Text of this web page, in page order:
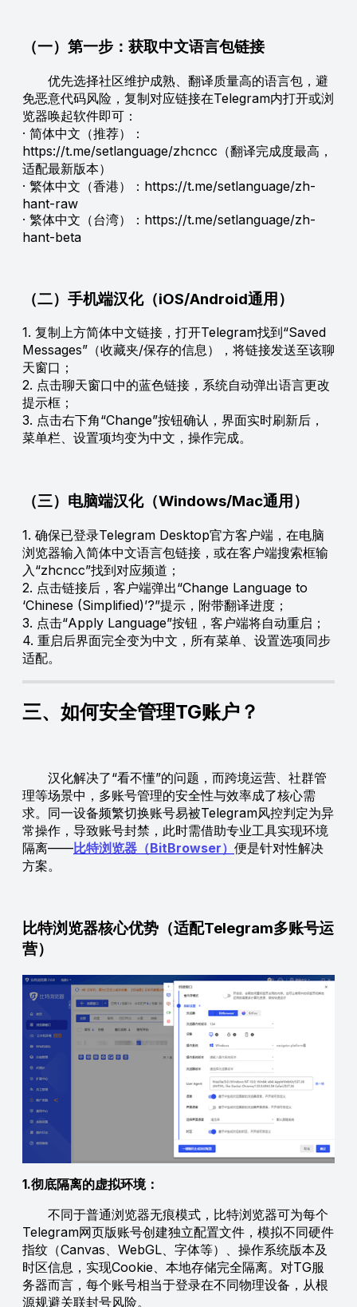
（一）第一步：获取中文语言包链接
优先选择社区维护成熟、翻译质量高的语言包，避
免恶意代码风险，复制对应链接在Telegram内打开或浏
览器唤起软件即可：
· 简体中文（推荐）：
https://t.me/setlanguage/zhcncc（翻译完成度最高，
适配最新版本）
· 繁体中文（香港）：https://t.me/setlanguage/zh-
hant-raw
· 繁体中文（台湾）：https://t.me/setlanguage/zh-
hant-beta
（二）手机端汉化（iOS/Android通用）
1. 复制上方简体中文链接，打开Telegram找到“Saved
Messages”（收藏夹/保存的信息），将链接发送至该聊
天窗口；
2. 点击聊天窗口中的蓝色链接，系统自动弹出语言更改
提示框；
3. 点击右下角“Change”按钮确认，界面实时刷新后，
菜单栏、设置项均变为中文，操作完成。
（三）电脑端汉化（Windows/Mac通用）
1. 确保已登录Telegram Desktop官方客户端，在电脑
浏览器输入简体中文语言包链接，或在客户端搜索框输
入“zhcncc”找到对应频道；
2. 点击链接后，客户端弹出“Change Language to
‘Chinese (Simplified)’?”提示，附带翻译进度；
3. 点击“Apply Language”按钮，客户端将自动重启；
4. 重启后界面完全变为中文，所有菜单、设置选项同步
适配。
三、如何安全管理TG账户？
汉化解决了“看不懂”的问题，而跨境运营、社群管
理等场景中，多账号管理的安全性与效率成了核心需
求。同一设备频繁切换账号易被Telegram风控判定为异
常操作，导致账号封禁，此时需借助专业工具实现环境
隔离——比特浏览器（BitBrowser） 便是针对性解决
方案。
比特浏览器核心优势（适配Telegram多账号运
营）
1.彻底隔离的虚拟环境：
不同于普通浏览器无痕模式，比特浏览器可为每个
Telegram网页版账号创建独立配置文件，模拟不同硬件
指纹（Canvas、WebGL、字体等）、操作系统版本及
时区信息，实现Cookie、本地存储完全隔离。对TG服
务器而言，每个账号相当于登录在不同物理设备，从根
源规避关联封号风险。